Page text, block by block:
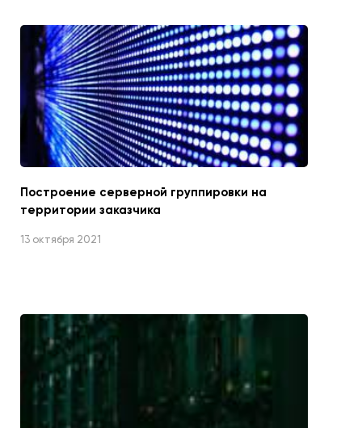
Построение серверной группировки на
территории заказчика
13 октября 2021